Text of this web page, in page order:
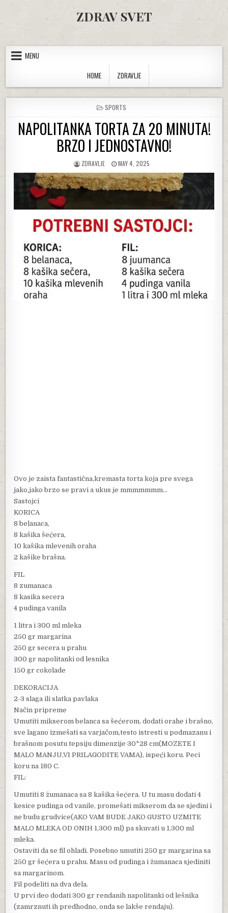
ZDRAV SVET
MENU
HOME
ZDRAVLJE
POSTED IN
SPORTS
NAPOLITANKA TORTA ZA 20 MINUTA!
BRZO I JEDNOSTAVNO!
AUTHOR:
ZDRAVLJE PUBLISHED DATE:
MAY 4, 2025
Ovo je zaista fantastična,kremasta torta koja pre svega
jako,jako brzo se pravi a ukus je mmmmmmm…
Sastojci
KORICA
8 belanaca,
8 kašika šećera,
10 kašika mlevenih oraha
2 kašike brašna.
FIL
8 zumanaca
8 kasika secera
4 pudinga vanila
1 litra i 300 ml mleka
250 gr margarina
250 gr secera u prahu
300 gr napolitanki od lesnika
150 gr cokolade
DEKORACIJA
2-3 slaga ili slatka pavlaka
Način pripreme
Umutiti mikserom belanca sa šećerom, dodati orahe i brašno,
sve lagano izmešati sa varjačom,testo istresti u podmazanu i
brašnom posutu tepsiju dimenzije 30*28 cm(MOZETE I
MALO MANJU,VI PRILAGODITE VAMA), ispeći koru. Peci
koru na 180 C.
FIL:
Umutiti 8 žumanaca sa 8 kašika šećera. U tu masu dodati 4
kesice pudinga od vanile, promešati mikserom da se sjedini i
ne budu grudvice(AKO VAM BUDE JAKO GUSTO UZMITE
MALO MLEKA OD ONIH 1,300 ml) pa skuvati u 1,300 ml
mleka.
Ostaviti da se fil ohladi. Posebno umutiti 250 gr margarina sa
250 gr šećera u prahu. Masu od pudinga i žumanaca sjediniti
sa margarinom.
Fil podeliti na dva dela.
U prvi deo dodati 300 gr rendanih napolitanki od lešnika
(zamrznuti ih predhodno, onda se lakše rendaju).